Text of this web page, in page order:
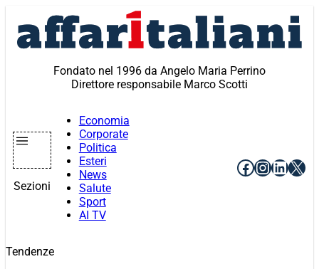
contenuto
Fondato nel 1996 da Angelo Maria Perrino
Direttore responsabile Marco Scotti
Sezioni
Economia
Corporate
Politica
Esteri
News
Salute
Sport
AI TV
Facebook
X
Tendenze